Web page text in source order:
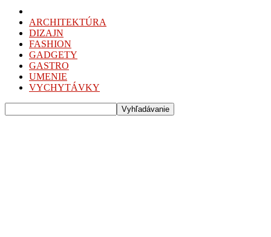
ARCHITEKTÚRA
DIZAJN
FASHION
GADGETY
GASTRO
UMENIE
VYCHYTÁVKY